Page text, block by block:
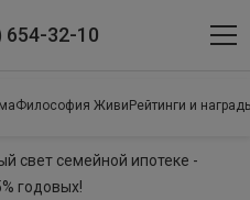
654-32-10
Философия Живи Рейтинги и
свет семейной ипотеке -
годовых!